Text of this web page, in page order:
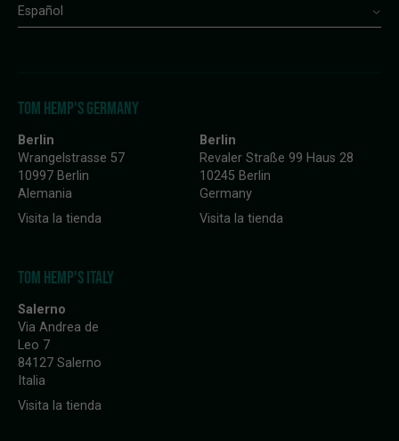
Español
TOM HEMP'S GERMANY
Berlin
Wrangelstrasse 57
10997 Berlin
Alemania
Visita la tienda
Berlin
Revaler Straße 99 Haus 28
10245 Berlin
Germany
Visita la tienda
TOM HEMP'S ITALY
Salerno
Via Andrea de
Leo 7
84127 Salerno
Italia
Visita la tienda